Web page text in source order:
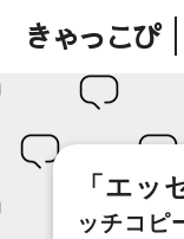
きゃっこぴ
「エッ
ッチコピ